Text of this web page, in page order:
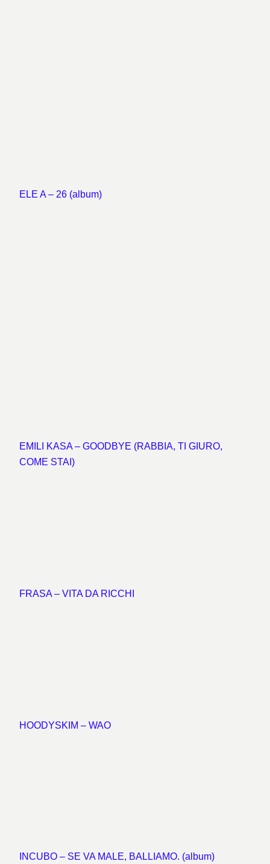
ELE A – 26 (album)
EMILI KASA – GOODBYE (RABBIA, TI GIURO,
COME STAI)
FRASA – VITA DA RICCHI
HOODYSKIM – WAO
INCUBO – SE VA MALE, BALLIAMO. (album)